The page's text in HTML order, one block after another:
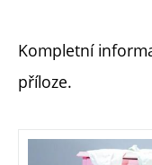
Kompletní
příloze.